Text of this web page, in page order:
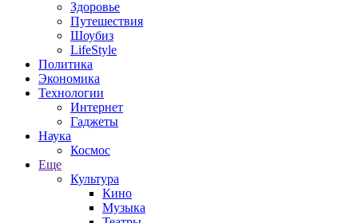
Здоровье
Путешествия
Шоубиз
LifeStyle
Политика
Экономика
Технологии
Интернет
Гаджеты
Наука
Космос
Еще
Культура
Кино
Музыка